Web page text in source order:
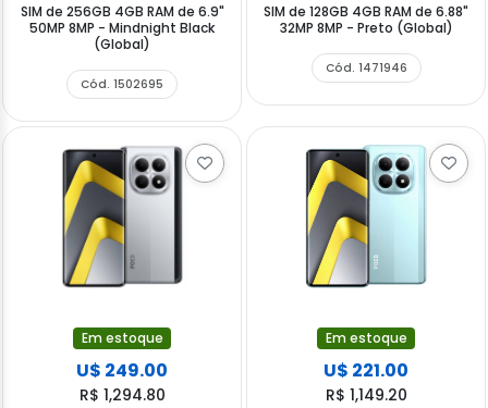
SIM de 256GB 4GB RAM de 6.9"
50MP 8MP - Mindnight Black
(Global)
Cód. 1502695
SIM de 128GB 4GB RAM de 6.88"
32MP 8MP - Preto (Global)
Cód. 1471946
Em estoque
U$ 249.00
R$ 1,294.80
Em estoque
U$ 221.00
R$ 1,149.20